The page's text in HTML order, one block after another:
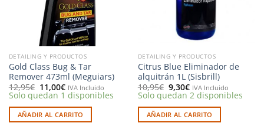
DETAILING Y PRODUCTOS
Gold Class Bug & Tar
Remover 473ml (Meguiars)
12,95€ El
precio
original
era:
12,95€.
11,00€El
precio
actual
es:
11,00€.
IVA Incluido
Solo quedan 1 disponibles
AÑADIR AL CARRITO
DETAILING Y PRODUCTOS
Citrus Blue Eliminador de
alquitrán 1L (Sisbrill)
10,95€ El
precio
original
era:
10,95€.
9,30€El
precio
actual
es:
9,30€.
IVA Incluido
Solo quedan 2 disponibles
AÑADIR AL CARRITO